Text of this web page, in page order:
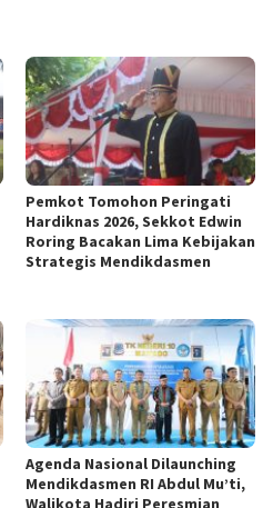
Pemkot Tomohon Peringati
Hardiknas 2026, Sekkot Edwin
Roring Bacakan Lima Kebijakan
Strategis Mendikdasmen
Agenda Nasional Dilaunching
Mendikdasmen RI Abdul Mu’ti,
Walikota Hadiri Peresmian